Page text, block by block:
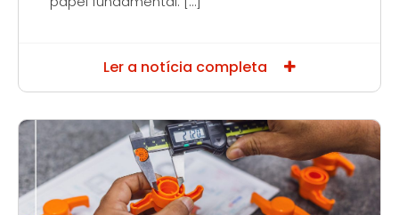
Ler a notícia completa